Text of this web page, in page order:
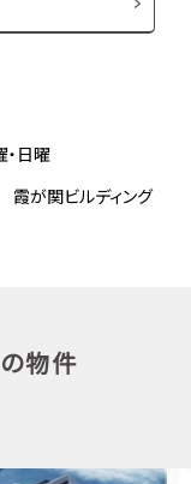
日曜
が関ビルディング
物件